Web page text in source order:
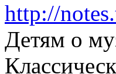
http://
Детям о